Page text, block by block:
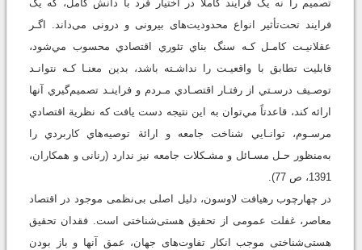
تصمیم را نه یک فرایند کاملاً در اختیار فرد با دانش کامل، که یک
فرایند تحت‌تأثیر انواع محدودیت‌های بیرونی و درونی می‌داند. اگـر
عقلانيـت كامـل كـه سنگ بناي تئوري اقتصادي محسوب مي‌شود،
قابليت تطابق با واقعيـت را نداشـته باشد، بدين معنـا كـه نتوانـد
توصـيف درسـتي از رفتـار اقتصـادي مـردم و فراينـد تصميم‌گيري آنها
ارائه ‌كند، قاعدتاً مي‌توان به اين نتيجه دست يافت كه نظرية اقتصادي
مرسـوم، توانـايي شناخت جامعه و ارائة توصيه‌هاي كاربردي را
به‌منظور حـل مسـائل و مشـكلات جامعه نيز ندارد (رنانی و همكاران،
1391، ص 77).
در چهارچوب رهیافت لاوسون، دلیل اصلی بی‌نظمی موجود در اقتصاد
معاصر، غفلت عمومی از تحقیق هستی‌شناختی است. فقدان تحقیق
هستی‌شناختی موجب انکار تفاوت‌های جهان، عمق آنها و باز بودن